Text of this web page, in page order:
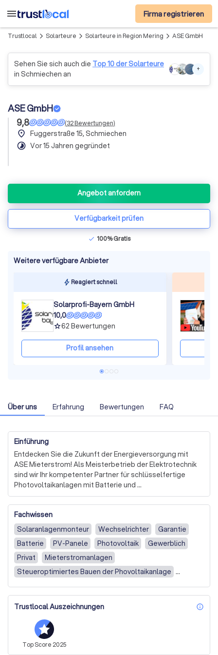
menu Firma registrieren
Trustlocal arrow_forward_ios Solarteure arrow_forward_ios Solarteure in Region Mering arrow_forward_ios ASE GmbH
Sehen Sie sich auch die Top 10 der Solarteure
in Schmiechen an
+
ASE GmbH
9,8
(32Bewertungen)
place Fuggerstraße 15, Schmiechen
timelapse Vor 15 Jahren gegründet
Angebot anfordern
Verfügbarkeit prüfen
check 100% Gratis
Weitere verfügbare Anbieter
Reagiert schnell
Solarprofi-Bayern GmbH
10,0
grade62 Bewertungen
Profil ansehen
Über uns Erfahrung Bewertungen FAQ
Einführung
Entdecken Sie die Zukunft der Energieversorgung mit
ASE Mieterstrom! Als Meisterbetrieb der Elektrotechnik
sind wir Ihr kompetenter Partner für schlüsselfertige
Photovoltaikanlagen mit Batterie und
Mieterstromlösungen, die nicht nur umweltfreundlich
sind, sondern auch Ihre Energiekosten senken.
Warum ASE Mieterstrom?
Nachhaltigkeit: Profitieren Sie von lokal erzeugtem Strom
aus erneuerbaren Quellen. Unsere Photovoltaikanlagen
mit Speicher ermöglichen es Ihnen, Sonnenenergie
effizient zu nutzen und Ihren CO2-Fußabdruck zu
reduzieren.
Kosteneffizienz: Unsere maßgeschneiderten
Mieterstrommodelle bieten Ihnen attraktive Preise und
helfen Ihnen, Energiekosten zu sparen. Steigern Sie Ihre
Unabhängigkeit von steigenden Strompreisen!
Fachwissen
Solaranlagenmonteur
Wechselrichter
Garantie
Batterie
PV-Panele Photovoltaik
Gewerblich
Privat
Mieterstromanlagen
Steueroptimiertes Bauen der Phovoltaikanlage
Mieterstrom
Schräges Dach
Solarthermie
Photovoltaik-Anlage
Nur Installation
Trustlocal Auszeichnungen
TopScore 2025